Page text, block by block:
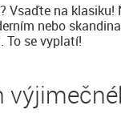
na klasiku!
nebo
To se vyplatí!